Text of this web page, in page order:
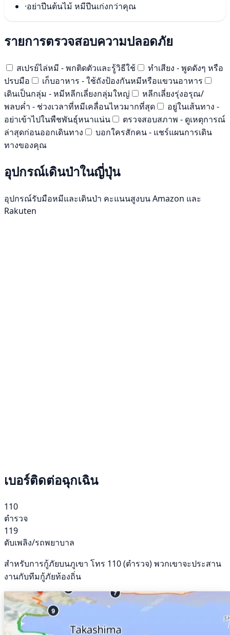
·อย่าปีนต้นไม้ หมีปีนเก่งกว่าคุณ
รายการตรวจสอบความปลอดภัย
สเปรย์ไล่หมี - พกติดตัวและรู้วิธีใช้
ทำเสียง - พูดดังๆ หรือ
ปรบมือ
เก็บอาหาร - ใช้ถังป้องกันหมีหรือแขวนอาหาร
เดินเป็นกลุ่ม - หมีหลีกเลี่ยงกลุ่มใหญ่
หลีกเลี่ยงรุ่งอรุณ/
พลบค่ำ - ช่วงเวลาที่หมีเคลื่อนไหวมากที่สุด
อยู่ในเส้นทาง -
อย่าเข้าไปในพืชพันธุ์หนาแน่น
ตรวจสอบสภาพ - ดูเหตุการณ์
ล่าสุดก่อนออกเดินทาง
บอกใครสักคน - แชร์แผนการเดิน
ทางของคุณ
อุปกรณ์เดินป่าในญี่ปุ่น
อุปกรณ์รับมือหมีและเดินป่า คะแนนสูงบน Amazon และ
Rakuten
เบอร์ติดต่อฉุกเฉิน
110
ตำรวจ
119
ดับเพลิง/รถพยาบาล
สำหรับการกู้ภัยบนภูเขา โทร 110 (ตำรวจ) พวกเขาจะประสาน
งานกับทีมกู้ภัยท้องถิ่น